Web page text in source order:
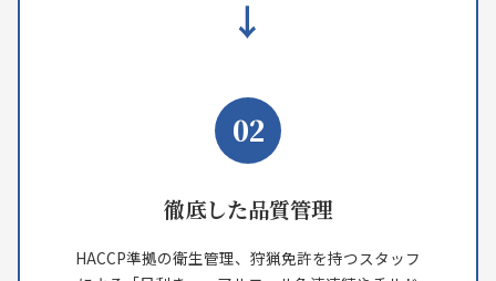
→
02
徹底した品質管理
HACCP準拠の衛生管理、狩猟免許を持つスタッフ